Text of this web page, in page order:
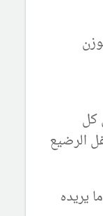
كل
الرضيع
يريده